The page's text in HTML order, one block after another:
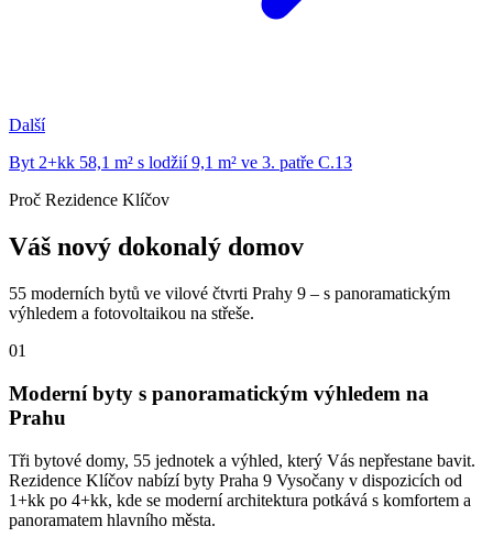
Další
Byt 2+kk 58,1 m² s lodžií 9,1 m² ve 3. patře C.13
Proč Rezidence Klíčov
Váš nový dokonalý domov
55 moderních bytů ve vilové čtvrti Prahy 9 – s panoramatickým
výhledem a fotovoltaikou na střeše.
01
Moderní byty s panoramatickým výhledem na
Prahu
Tři bytové domy, 55 jednotek a výhled, který Vás nepřestane bavit.
Rezidence Klíčov nabízí byty Praha 9 Vysočany v dispozicích od
1+kk po 4+kk, kde se moderní architektura potkává s komfortem a
panoramatem hlavního města.